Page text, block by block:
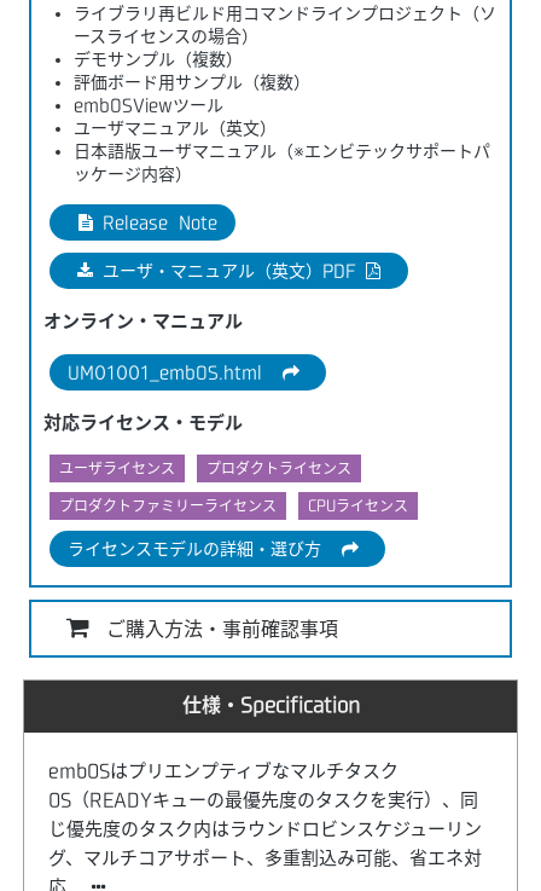
ライブラリ再ビルド用コマンドラインプロジェクト（ソ
ースライセンスの場合）
デモサンプル（複数）
評価ボード用サンプル（複数）
embOSViewツール
ユーザマニュアル（英文）
日本語版ユーザマニュアル（※エンビテックサポートパ
ッケージ内容）
Release Note
ユーザ・マニュアル（英文）PDF
オンライン・マニュアル
UM01001_embOS.html
対応ライセンス・モデル
ユーザライセンス プロダクトライセンス
プロダクトファミリーライセンス CPUライセンス
ライセンスモデルの詳細・選び方
ご購入方法・事前確認事項
仕様・Specification
embOSはプリエンプティブなマルチタスク
OS（READYキューの最優先度のタスクを実行）、同
じ優先度のタスク内はラウンドロビンスケジューリン
グ、マルチコアサポート、多重割込み可能、省エネ対
応